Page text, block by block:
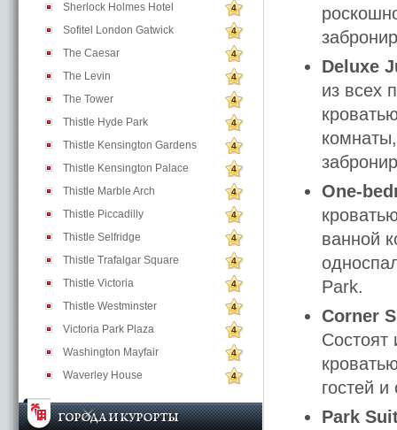
Sherlock Holmes Hotel 4
Sofitel London Gatwick 4
The Caesar 4
The Levin 4
The Tower 4
Thistle Hyde Park 4
Thistle Kensington Gardens 4
Thistle Kensington Palace 4
Thistle Marble Arch 4
Thistle Piccadilly 4
Thistle Selfridge 4
Thistle Trafalgar Square 4
Thistle Victoria 4
Thistle Westminster 4
Victoria Park Plaza 4
Washington Mayfair 4
Waverley House 4
Deluxe
из всех
One-
ванной
Park.
Corner
Состоят
гостей
Park